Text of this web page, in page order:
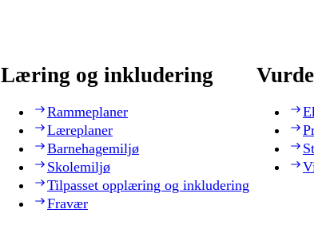
Læring og inkludering
Rammeplaner
Læreplaner
Barnehagemiljø
Skolemiljø
Tilpasset opplæring og inkludering
Fravær